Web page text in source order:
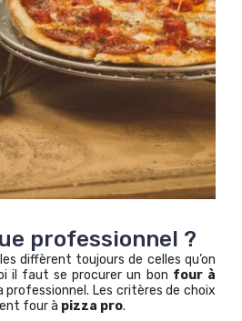
professionnel ?
diffèrent toujours de celles qu’on
il faut se procurer un bon four à
professionnel. Les critères de choix
four à pizza pro.